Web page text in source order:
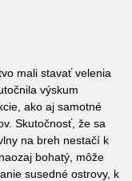
mali stavať velenia
výskum
ako aj samotné
Skutočnosť, že sa
na breh nestačí k
bohatý, môže
susedné ostrovy, k